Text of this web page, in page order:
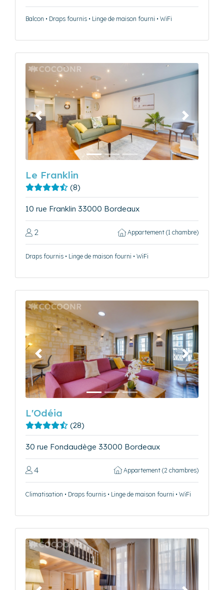
Balcon • Draps fournis • Linge de maison fourni • WiFi
Précédent Suivant
Le Franklin
(8)
10 rue Franklin 33000 Bordeaux
2 Appartement (1 chambre)
Draps fournis • Linge de maison fourni • WiFi
Précédent Suivant
L'Odéia
(28)
30 rue Fondaudège 33000 Bordeaux
4 Appartement (2 chambres)
Climatisation • Draps fournis • Linge de maison fourni • WiFi